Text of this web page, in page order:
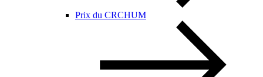
Prix du CRCHUM